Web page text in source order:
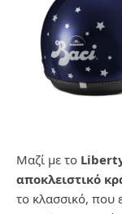
Μαζί με το
αποκλειστικό
το κλασσικό, που